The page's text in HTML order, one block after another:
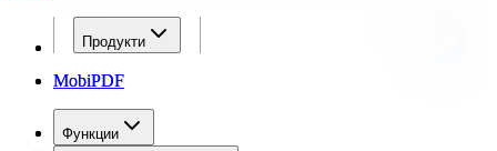
Продукти
MobiPDF
Функции
Продукти
MobiPDF
Функции